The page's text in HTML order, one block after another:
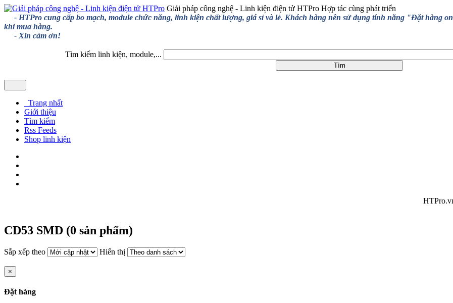
Giải pháp công nghệ - Linh kiện điện tử HTPro Hợp tác cùng phát triển
- HTPro cung cấp bo mạch, module chức năng, linh kiện chất lượng, giá sỉ và lẻ. Khách hàng nên sử dụng tính năng "Đặt hàng
khi mua hàng.
- Xin cảm ơn!
Tìm kiếm linh kiện, module,...
Trang nhất
Giới thiệu
Tìm kiếm
Rss Feeds
Shop linh kiện
HTPro.vn
CD53 SMD (0 sản phẩm)
Sắp xếp theo Hiển thị
×
Đặt hàng